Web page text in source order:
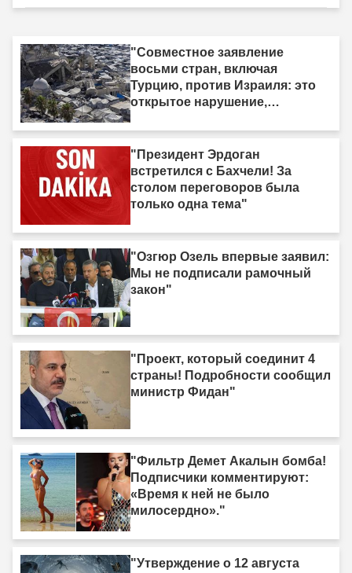
"Совместное заявление
восьми стран, включая
Турцию, против Израиля: это
открытое нарушение,
"Президент Эрдоган
встретился с Бахчели! За
столом переговоров была
только одна тема"
"Озгюр Озель впервые заявил:
Мы не подписали рамочный
закон"
"Проект, который соединит 4
страны! Подробности сообщил
министр Фидан"
"Фильтр Демет Акалын бомба!
Подписчики комментируют:
«Время к ней не было
милосердно»."
"Утверждение о 12 августа